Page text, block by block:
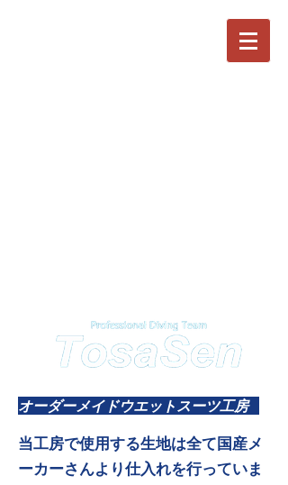
​オーダーメイドウエットスーツ工房
当工房で使用する生地は全て国産メ
ーカーさんより仕入れを行っていま